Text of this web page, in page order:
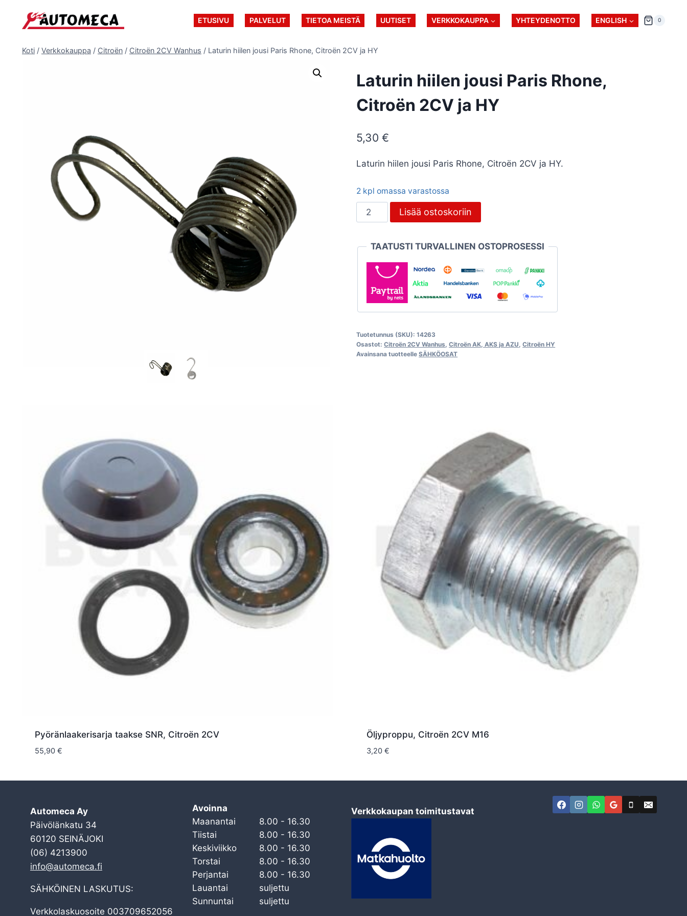
sisältöön
ETUSIVU PALVELUT TIETOA MEISTÄ UUTISET VERKKOKAUPPA YHTEYDENOTTO ENGLISH 0
Koti / Verkkokauppa / Citroën / Citroën 2CV Wanhus / Laturin hiilen jousi Paris Rhone, Citroën 2CV ja HY
Laturin hiilen jousi Paris Rhone,
Citroën 2CV ja HY
5,30€
Laturin hiilen jousi Paris Rhone, Citroën 2CV ja HY.
2 kpl omassa varastossa
Laturin
hiilen
Paris
Rhone,
Citroën
2CV
määrä
Lisää ostoskoriin
TAATUSTI TURVALLINEN OSTOPROSESSI
Tuotetunnus (SKU):14263
Osastot:Citroën 2CV Wanhus ,Citroën AK, AKS ja AZU ,Citroën HY
Avainsana tuotteelleSÄHKÖOSAT
Pyöränlaakerisarja taakse SNR, Citroën 2CV
55,90 €
Öljyproppu, Citroën 2CV M16
3,20 €
Automeca Ay
Päivölänkatu 34
60120 SEINÄJOKI
(06) 4213900
info@automeca.fi
SÄHKÖINEN LASKUTUS:
Verkkolaskuosoite 003709652056
Avoinna
Maanantai
8.00 - 16.30
Tiistai
8.00 - 16.30
Keskiviikko
8.00 - 16.30
Torstai
8.00 - 16.30
Perjantai
8.00 - 16.30
Lauantai
suljettu
Sunnuntai
suljettu
Verkkokaupan toimitustavat